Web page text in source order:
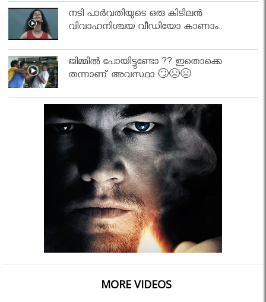
നടി പാർവതിയുടെ ഒരു കിടിലൻ
വിവാഹനിശ്ചയ വീഡിയോ കാണാം..
ജിമ്മിൽ പോയിട്ടുണ്ടോ ?? ഇതൊക്കെ
തന്നാണ് അവസ്ഥാ 🙄😣😣
MORE VIDEOS